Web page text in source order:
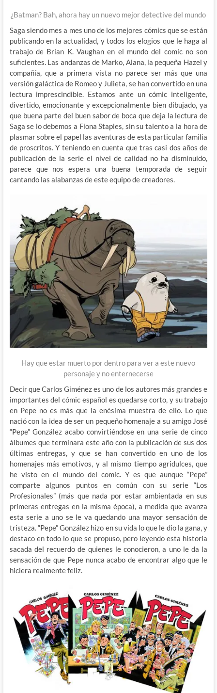
¿Batman? Bah, ahora hay un nuevo mejor detective del mundo
Saga siendo mes a mes uno de los mejores cómics que se están
publicando en la actualidad, y todos los elogios que le haga al
trabajo de Brian K. Vaughan en el mundo del comic no son
suficientes. Las andanzas de Marko, Alana, la pequeña Hazel y
compañía, que a primera vista no parece ser más que una
versión galáctica de Romeo y Julieta, se han convertido en una
lectura imprescindible. Estamos ante un cómic inteligente,
divertido, emocionante y excepcionalmente bien dibujado, ya
que buena parte del buen sabor de boca que deja la lectura de
Saga se lo debemos a Fiona Staples, sin su talento a la hora de
plasmar sobre el papel las aventuras de esta particular familia
de proscritos. Y teniendo en cuenta que tras casi dos años de
publicación de la serie el nivel de calidad no ha disminuido,
parece que nos espera una buena temporada de seguir
cantando las alabanzas de este equipo de creadores.
Hay que estar muerto por dentro para ver a este nuevo
personaje y no enternecerse
Decir que Carlos Giménez es uno de los autores más grandes e
importantes del cómic español es quedarse corto, y su trabajo
en Pepe no es más que la enésima muestra de ello. Lo que
nació con la idea de ser un pequeño homenaje a su amigo José
“Pepe” González acabo convirtiéndose en una serie de cinco
álbumes que terminara este año con la publicación de sus dos
últimas entregas, y que se han convertido en uno de los
homenajes más emotivos, y al mismo tiempo agridulces, que
he visto en el mundo del comic. Y es que aunque “Pepe”
comparte algunos puntos en común con su serie “Los
Profesionales” (más que nada por estar ambientada en sus
primeras entregas en la misma época), a medida que avanza
esta serie a uno se le va quedando una mayor sensación de
tristeza. “Pepe” González hizo en su vida lo que le dio la gana, y
destaco en todo lo que se propuso, pero leyendo esta historia
sacada del recuerdo de quienes le conocieron, a uno le da la
sensación de que Pepe nunca acabo de encontrar algo que le
hiciera realmente feliz.